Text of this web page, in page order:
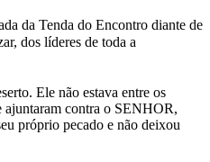
da Tenda do Encontro diante de
dos líderes de toda a
Ele não estava entre os
ajuntaram contra o SENHOR,
próprio pecado e não deixou